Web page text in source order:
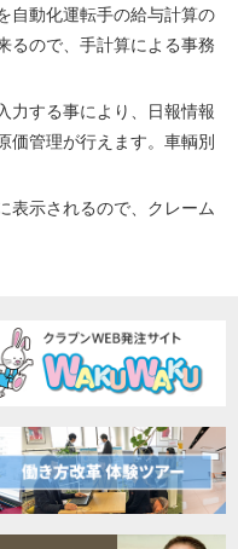
自動化運転手の給与計算の
るので、手計算による事務
力する事により、日報情報
価管理が行えます。車輌別
表示されるので、クレーム